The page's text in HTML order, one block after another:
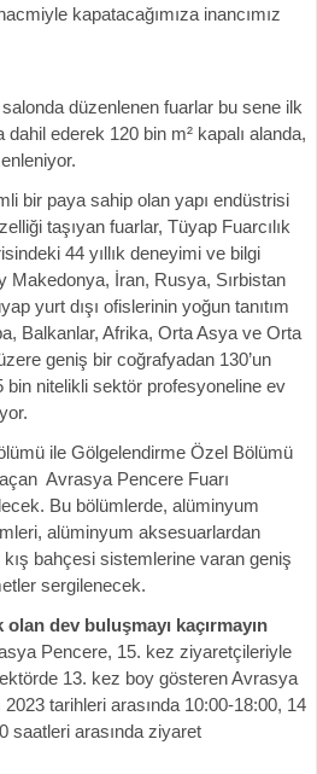
kapatacağımıza inancımız
düzenlenen fuarlar bu sene ilk
dahil ederek 120 bin m² kapalı alanda,
bir paya sahip olan yapı endüstrisi
taşıyan fuarlar, Tüyap Fuarcılık
44 yıllık deneyimi ve bilgi
Makedonya, İran, Rusya, Sırbistan
yurt dışı ofislerinin yoğun tanıtım
Balkanlar, Afrika, Orta Asya ve Orta
geniş bir coğrafyadan 130’un
bin nitelikli sektör profesyoneline ev
ile Gölgelendirme Özel Bölümü
açan Avrasya Pencere Fuarı
Bu bölümlerde, alüminyum
alüminyum aksesuarlardan
bahçesi sistemlerine varan geniş
sergilenecek.
dev buluşmayı kaçırmayın
Pencere, 15. kez ziyaretçileriyle
13. kez boy gösteren Avrasya
tarihleri arasında 10:00-18:00, 14
saatleri arasında ziyaret